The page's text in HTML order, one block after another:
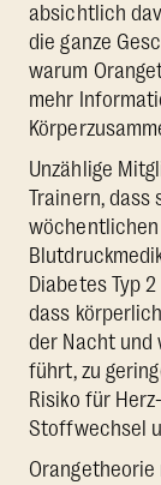
absichtlich
die ganze
warum
mehr
Unzählige
Trainern, dass
Diabetes Typ
dass
der Nacht und
führt, zu
Risiko für
Stoffwechsel